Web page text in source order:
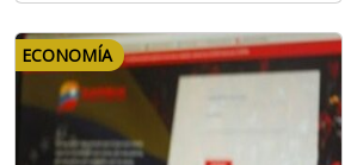
ECONOMÍA